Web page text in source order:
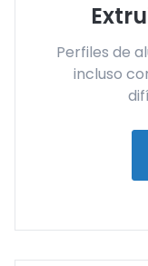
Perfiles de
incluso